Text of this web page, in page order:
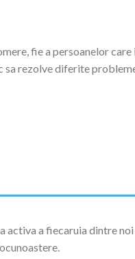
fie a persoanelor
sa rezolve diferite
a fiecaruia dintre